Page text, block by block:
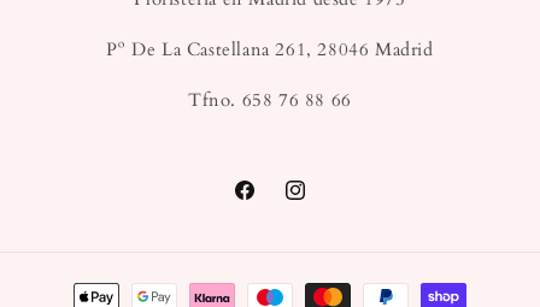
Pº De La Castellana 261, 28046 Madrid
Tfno. 658 76 88 66
FacebookInstagram
Formas